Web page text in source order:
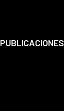
PUBLICACIONES